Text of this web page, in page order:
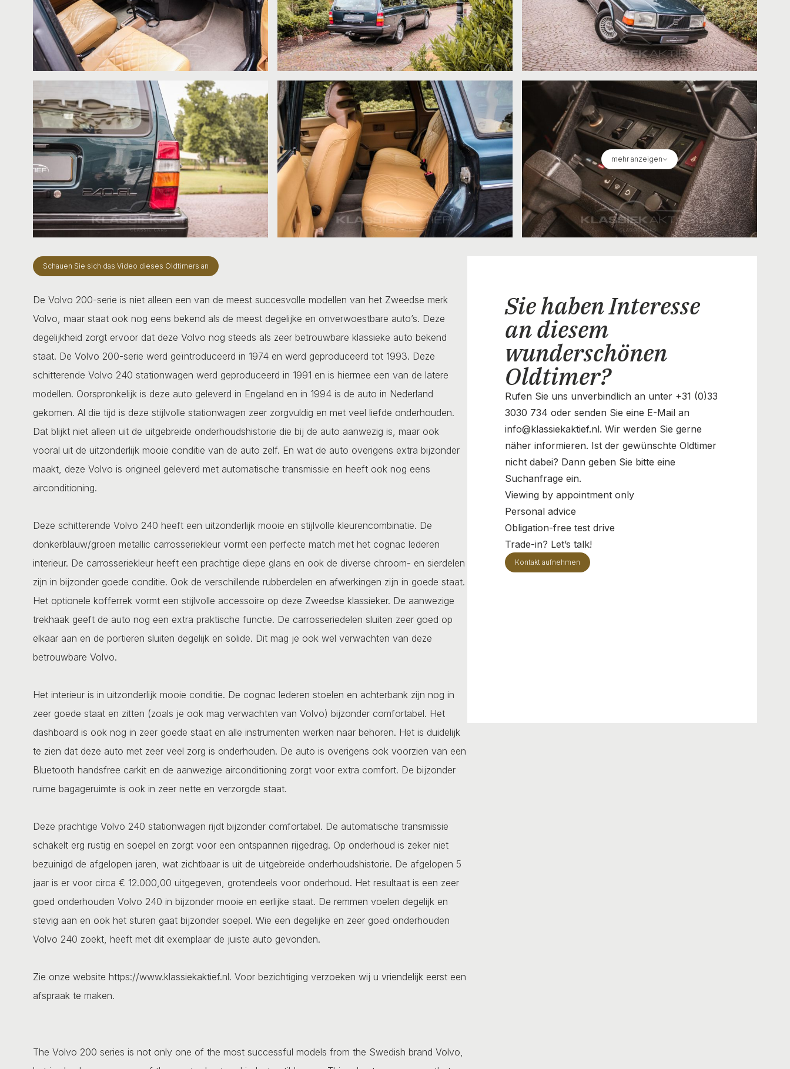
mehr anzeigen
Schauen Sie sich das Video dieses Oldtimers an
De Volvo 200-serie is niet alleen een van de meest succesvolle modellen van het Zweedse merk
Volvo, maar staat ook nog eens bekend als de meest degelijke en onverwoestbare auto’s. Deze
degelijkheid zorgt ervoor dat deze Volvo nog steeds als zeer betrouwbare klassieke auto bekend
staat. De Volvo 200-serie werd geïntroduceerd in 1974 en werd geproduceerd tot 1993. Deze
schitterende Volvo 240 stationwagen werd geproduceerd in 1991 en is hiermee een van de latere
modellen. Oorspronkelijk is deze auto geleverd in Engeland en in 1994 is de auto in Nederland
gekomen. Al die tijd is deze stijlvolle stationwagen zeer zorgvuldig en met veel liefde onderhouden.
Dat blijkt niet alleen uit de uitgebreide onderhoudshistorie die bij de auto aanwezig is, maar ook
vooral uit de uitzonderlijk mooie conditie van de auto zelf. En wat de auto overigens extra bijzonder
maakt, deze Volvo is origineel geleverd met automatische transmissie en heeft ook nog eens
airconditioning.
Deze schitterende Volvo 240 heeft een uitzonderlijk mooie en stijlvolle kleurencombinatie. De
donkerblauw/groen metallic carrosseriekleur vormt een perfecte match met het cognac lederen
interieur. De carrosseriekleur heeft een prachtige diepe glans en ook de diverse chroom- en sierdelen
zijn in bijzonder goede conditie. Ook de verschillende rubberdelen en afwerkingen zijn in goede staat.
Het optionele kofferrek vormt een stijlvolle accessoire op deze Zweedse klassieker. De aanwezige
trekhaak geeft de auto nog een extra praktische functie. De carrosseriedelen sluiten zeer goed op
elkaar aan en de portieren sluiten degelijk en solide. Dit mag je ook wel verwachten van deze
betrouwbare Volvo.
Het interieur is in uitzonderlijk mooie conditie. De cognac lederen stoelen en achterbank zijn nog in
zeer goede staat en zitten (zoals je ook mag verwachten van Volvo) bijzonder comfortabel. Het
dashboard is ook nog in zeer goede staat en alle instrumenten werken naar behoren. Het is duidelijk
te zien dat deze auto met zeer veel zorg is onderhouden. De auto is overigens ook voorzien van een
Bluetooth handsfree carkit en de aanwezige airconditioning zorgt voor extra comfort. De bijzonder
ruime bagageruimte is ook in zeer nette en verzorgde staat.
Deze prachtige Volvo 240 stationwagen rijdt bijzonder comfortabel. De automatische transmissie
schakelt erg rustig en soepel en zorgt voor een ontspannen rijgedrag. Op onderhoud is zeker niet
bezuinigd de afgelopen jaren, wat zichtbaar is uit de uitgebreide onderhoudshistorie. De afgelopen 5
jaar is er voor circa € 12.000,00 uitgegeven, grotendeels voor onderhoud. Het resultaat is een zeer
goed onderhouden Volvo 240 in bijzonder mooie en eerlijke staat. De remmen voelen degelijk en
stevig aan en ook het sturen gaat bijzonder soepel. Wie een degelijke en zeer goed onderhouden
Volvo 240 zoekt, heeft met dit exemplaar de juiste auto gevonden.
Zie onze website https://www.klassiekaktief.nl. Voor bezichtiging verzoeken wij u vriendelijk eerst een
afspraak te maken.
The Volvo 200 series is not only one of the most successful models from the Swedish brand Volvo,
Sie haben Interesse
an diesem
wunderschönen
Oldtimer?
Rufen Sie uns unverbindlich an unter +31 (0)33
3030 734 oder senden Sie eine E-Mail an
info@klassiekaktief.nl. Wir werden Sie gerne
näher informieren. Ist der gewünschte Oldtimer
nicht dabei? Dann geben Sie bitte eine
Suchanfrage ein.
Viewing by appointment only
Personal advice
Obligation-free test drive
Trade-in? Let’s talk!
Kontakt aufnehmen